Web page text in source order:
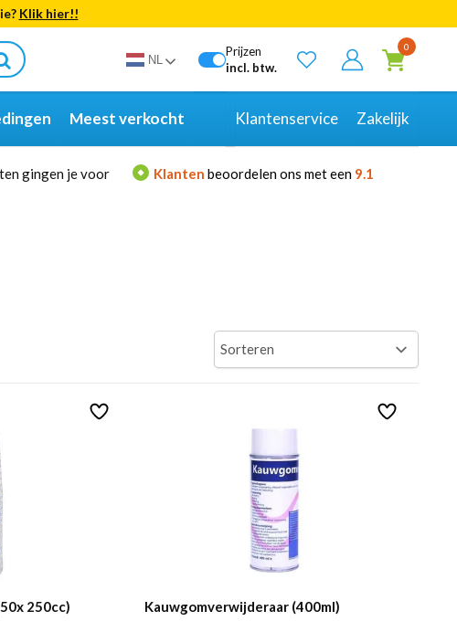
Klik hier!!
NL
Prijzen
incl. btw.
0
Meest verkocht Klantenservice Zakelijk
gingen je voor Klanten beoordelen ons met een 9.1
250cc)
Kauwgomverwijderaar (400ml)